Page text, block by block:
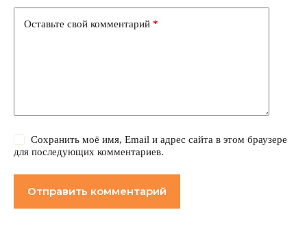
Оставьте свой комментарий *
Сохранить моё имя, Email и адрес сайта в этом браузере
для последующих комментариев.
Отправить комментарий